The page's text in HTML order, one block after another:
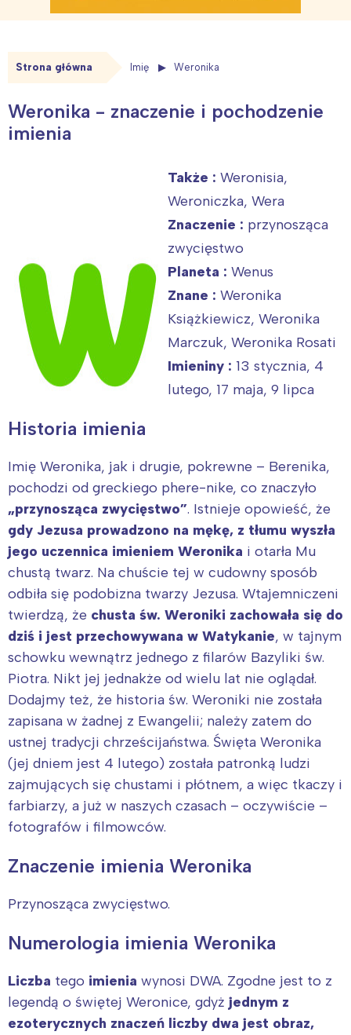
Strona główna Imię Weronika
Weronika - znaczenie i pochodzenie
imienia
Także : Weronisia,
Weroniczka, Wera
Znaczenie : przynosząca
zwycięstwo
Planeta : Wenus
Znane : Weronika
Książkiewicz, Weronika
Marczuk, Weronika Rosati
Imieniny : 13 stycznia, 4
lutego, 17 maja, 9 lipca
Historia imienia
Imię Weronika, jak i drugie, pokrewne – Berenika,
pochodzi od greckiego phere-nike, co znaczyło
„przynosząca zwycięstwo”. Istnieje opowieść, że
gdy Jezusa prowadzono na mękę, z tłumu wyszła
jego uczennica imieniem Weronika i otarła Mu
chustą twarz. Na chuście tej w cudowny sposób
odbiła się podobizna twarzy Jezusa. Wtajemniczeni
twierdzą, że chusta św. Weroniki zachowała się do
dziś i jest przechowywana w Watykanie, w tajnym
schowku wewnątrz jednego z filarów Bazyliki św.
Piotra. Nikt jej jednakże od wielu lat nie oglądał.
Dodajmy też, że historia św. Weroniki nie została
zapisana w żadnej z Ewangelii; należy zatem do
ustnej tradycji chrześcijaństwa. Święta Weronika
(jej dniem jest 4 lutego) została patronką ludzi
zajmujących się chustami i płótnem, a więc tkaczy i
farbiarzy, a już w naszych czasach – oczywiście –
fotografów i filmowców.
Znaczenie imienia Weronika
Przynosząca zwycięstwo.
Numerologia imienia Weronika
Liczba tego imienia wynosi DWA. Zgodne jest to z
legendą o świętej Weronice, gdyż jednym z
ezoterycznych znaczeń liczby dwa jest obraz,